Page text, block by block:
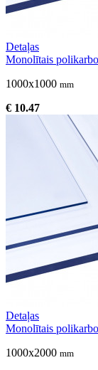
Detaļas
Monolītais
1000x1000 mm
€ 10.47
Detaļas
Monolītais
1000x2000 mm